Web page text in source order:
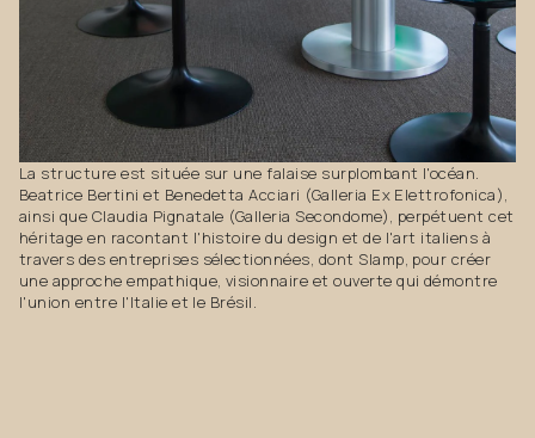
La structure est située sur une falaise surplombant l'océan.
Beatrice Bertini et Benedetta Acciari (Galleria Ex Elettrofonica),
ainsi que Claudia Pignatale (Galleria Secondome), perpétuent cet
héritage en racontant l'histoire du design et de l'art italiens à
travers des entreprises sélectionnées, dont Slamp, pour créer
une approche empathique, visionnaire et ouverte qui démontre
l'union entre l'Italie et le Brésil.